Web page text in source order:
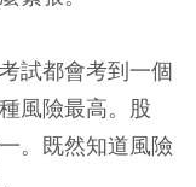
試都會考到一個
風險最高。股
。既然知道風險